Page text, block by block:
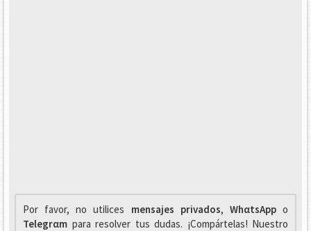
Por favor, no utilices mensajes privados, WhαtsAppo
Telegrαm para resolver tus dudas. ¡Compártelas! Nuestro